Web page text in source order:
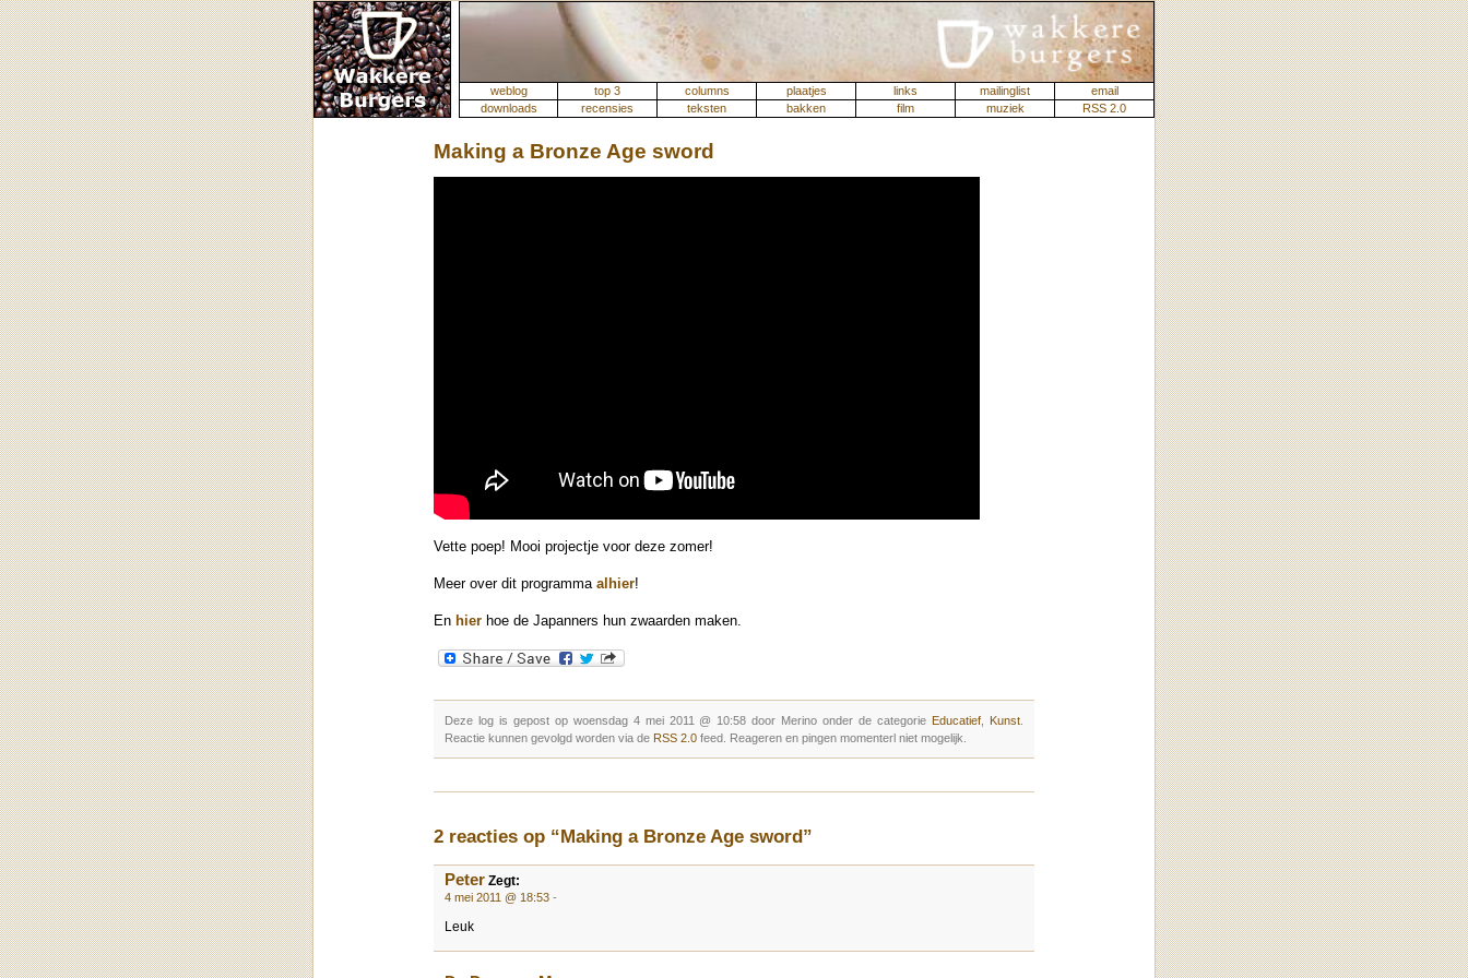
weblog top 3 columns plaatjes links mailinglist
email
downloads
recensies teksten bakken film muziek RSS 2.0
Making a Bronze Age sword
Vette poep! Mooi projectje voor deze zomer!
Meer over dit programma alhier!
En hier hoe de Japanners hun zwaarden maken.
Deze log is gepost op woensdag 4 mei 2011 @ 10:58 door Merino onder de categorie Educatief Kunst
Reactie kunnen gevolgd worden via de RSS 2.0 feed. Reageren en pingen momenterl niet mogelijk.
2 reacties op “Making a Bronze Age sword”
Peter Zegt:
4 mei 2011 @ 18:53 -
Leuk